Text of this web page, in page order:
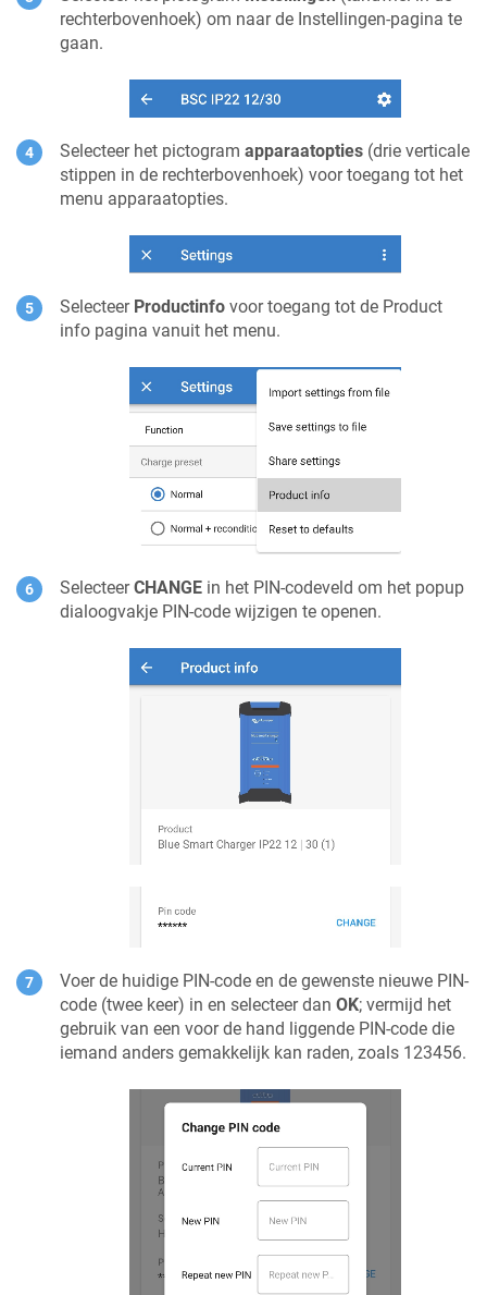
rechterbovenhoek) om naar de Instellingen-pagina te
gaan.
Selecteer het pictogram apparaatopties (drie verticale
stippen in de rechterbovenhoek) voor toegang tot het
menu apparaatopties.
Selecteer Productinfo voor toegang tot de Product
info pagina vanuit het menu.
SelecteerCHANGE in het PIN-codeveld om het popup
dialoogvakje PIN-code wijzigen te openen.
Voer de huidige PIN-code en de gewenste nieuwe PIN-
code (twee keer) in en selecteer dan OK; vermijd het
gebruik van een voor de hand liggende PIN-code die
iemand anders gemakkelijk kan raden, zoals 123456.